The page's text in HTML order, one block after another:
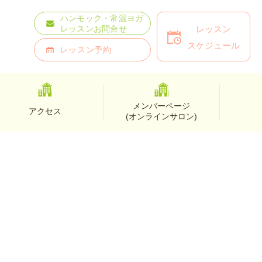
ハンモック・常温ヨガ
レッスンお問合せ
レッスン予約
レッスン
スケジュール
アクセス
メンバーページ
(オンラインサロン)